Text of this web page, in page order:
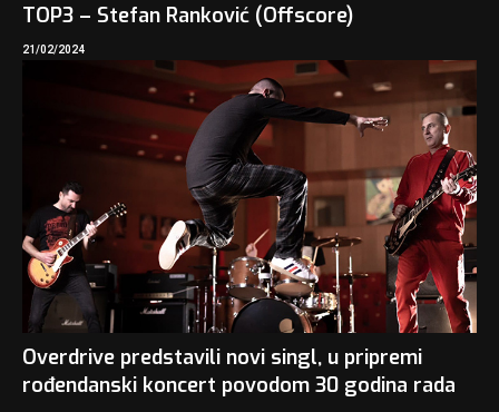
TOP3 – Stefan Ranković (Offscore)
21/02/2024
Overdrive predstavili novi singl, u pripremi
rođendanski koncert povodom 30 godina rada